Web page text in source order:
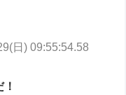
日) 09:55:54.58